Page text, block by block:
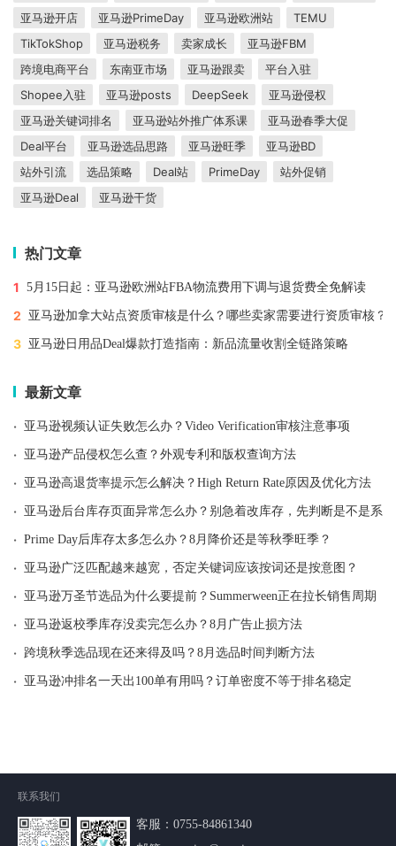
亚马逊开店
亚马逊PrimeDay 亚马逊欧洲站
TEMU
TikTokShop
亚马逊税务 卖家成长
亚马逊FBM
跨境电商平台
东南亚市场 亚马逊跟卖
平台入驻
Shopee入驻
亚马逊posts DeepSeek
亚马逊侵权
亚马逊关键词排名
亚马逊站外推广体系课
亚马逊春季大促
Deal平台
亚马逊选品思路 亚马逊旺季
亚马逊BD
站外引流
选品策略 Deal站 PrimeDay
站外促销
亚马逊Deal
亚马逊干货
热门文章
1 5月15日起：亚马逊欧洲站FBA物流费用下调与退货费全免解读
2 亚马逊加拿大站点资质审核是什么？哪些卖家需要进行资质审核？
3 亚马逊日用品Deal爆款打造指南：新品流量收割全链路策略
最新文章
· 亚马逊视频认证失败怎么办？Video Verification审核注意事项
· 亚马逊产品侵权怎么查？外观专利和版权查询方法
· 亚马逊高退货率提示怎么解决？High Return Rate原因及优化方法
· 亚马逊后台库存页面异常怎么办？别急着改库存，先判断是不是系
· Prime Day后库存太多怎么办？8月降价还是等秋季旺季？
· 亚马逊广泛匹配越来越宽，否定关键词应该按词还是按意图？
· 亚马逊万圣节选品为什么要提前？Summerween正在拉长销售周期
· 亚马逊返校季库存没卖完怎么办？8月广告止损方法
· 跨境秋季选品现在还来得及吗？8月选品时间判断方法
· 亚马逊冲排名一天出100单有用吗？订单密度不等于排名稳定
联系我们
客服：0755-84861340